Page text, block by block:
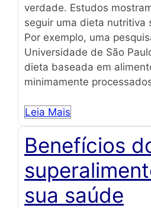
verdade. Estudos
seguir uma dieta nutritiva
Por exemplo, uma
Universidade de São
dieta baseada em
minimamente
Leia Mais
Benefícios
sua saúde